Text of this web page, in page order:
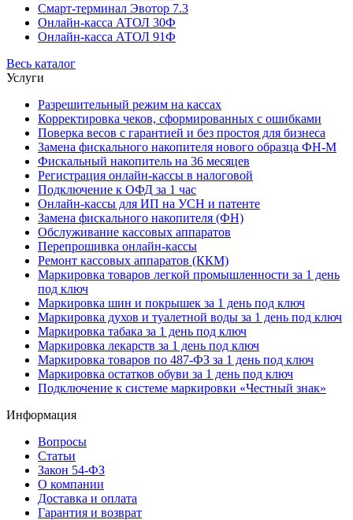
Смарт-терминал Эвотор 7.3
Онлайн-касса АТОЛ 30Ф
Онлайн-касса АТОЛ 91Ф
Весь каталог
Услуги
Разрешительный режим на кассах
Корректировка чеков, сформированных с ошибками
Поверка весов с гарантией и без простоя для бизнеса
Замена фискального накопителя нового образца ФН-М
Фискальный накопитель на 36 месяцев
Регистрация онлайн-кассы в налоговой
Подключение к ОФД за 1 час
Онлайн-кассы для ИП на УСН и патенте
Замена фискального накопителя (ФН)
Обслуживание кассовых аппаратов
Перепрошивка онлайн-кассы
Ремонт кассовых аппаратов (ККМ)
Маркировка товаров легкой промышленности за 1 день
под ключ
Маркировка шин и покрышек за 1 день под ключ
Маркировка духов и туалетной воды за 1 день под ключ
Маркировка табака за 1 день под ключ
Маркировка лекарств за 1 день под ключ
Маркировка товаров по 487-ФЗ за 1 день под ключ
Маркировка остатков обуви за 1 день под ключ
Подключение к системе маркировки «Честный знак»
Информация
Вопросы
Статьи
Закон 54-ФЗ
О компании
Доставка и оплата
Гарантия и возврат